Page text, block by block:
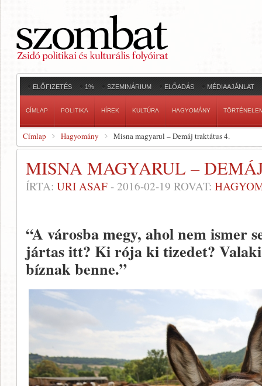
ELŐFIZETÉS 1% SZEMINÁRIUM ELŐADÁS MÉDIAAJÁNLAT
CÍMLAP POLITIKA HÍREK KULTÚRA HAGYOMÁNY
Címlap Hagyomány Misna magyarul – Demáj traktátus 4.
MISNA MAGYARUL –
ÍRTA: URI ASAF - 2016-02-19 ROVAT:
“A városba megy, ahol nem ismer
jártas itt? Ki rója ki tizedet?
bíznak benne.”